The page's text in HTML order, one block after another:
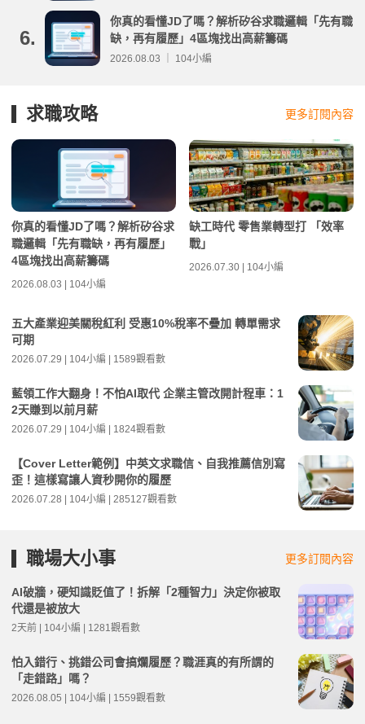
6.
你真的看懂JD了嗎？解析矽谷求職邏輯「先有職
缺，再有履歷」4區塊找出高薪籌碼
2026.08.03 ｜ 104小編
求職攻略 更多訂閱內容
你真的看懂JD了嗎？解析矽谷求
職邏輯「先有職缺，再有履歷」
4區塊找出高薪籌碼
2026.08.03 | 104小編
缺工時代 零售業轉型打 「效率
戰」
2026.07.30 | 104小編
五大產業迎美關稅紅利 受惠10%稅率不疊加 轉單需求
可期
2026.07.29 | 104小編 | 1589觀看數
藍領工作大翻身！不怕AI取代 企業主管改開計程車：1
2天賺到以前月薪
2026.07.29 | 104小編 | 1824觀看數
【Cover Letter範例】中英文求職信、自我推薦信別寫
歪！這樣寫讓人資秒開你的履歷
2026.07.28 | 104小編 | 285127觀看數
職場大小事 更多訂閱內容
AI破牆，硬知識貶值了！拆解「2種智力」決定你被取
代還是被放大
2天前 | 104小編 | 1281觀看數
怕入錯行、挑錯公司會搞爛履歷？職涯真的有所謂的
「走錯路」嗎？
2026.08.05 | 104小編 | 1559觀看數